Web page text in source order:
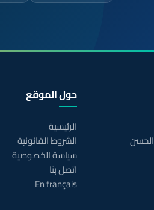
حول الموقع
الرئيسية
الشروط القانونية
سياسة الخصوصية
اتصل بنا
En français